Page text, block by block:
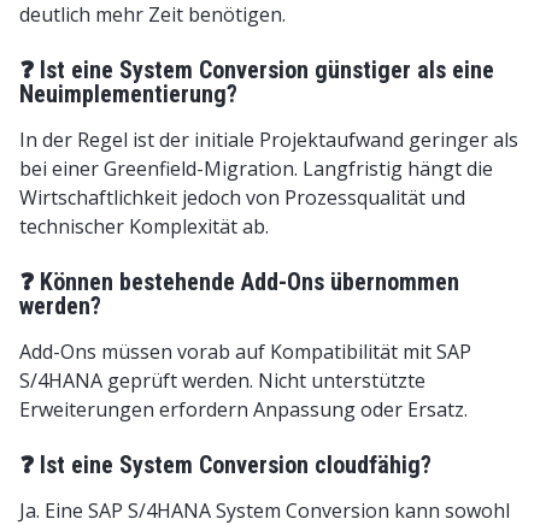
deutlich mehr Zeit benötigen.
❓ Ist eine System Conversion günstiger als eine
Neuimplementierung?
In der Regel ist der initiale Projektaufwand geringer als
bei einer Greenfield-Migration. Langfristig hängt die
Wirtschaftlichkeit jedoch von Prozessqualität und
technischer Komplexität ab.
❓ Können bestehende Add-Ons übernommen
werden?
Add-Ons müssen vorab auf Kompatibilität mit SAP
S/4HANA geprüft werden. Nicht unterstützte
Erweiterungen erfordern Anpassung oder Ersatz.
❓ Ist eine System Conversion cloudfähig?
Ja. Eine SAP S/4HANA System Conversion kann sowohl